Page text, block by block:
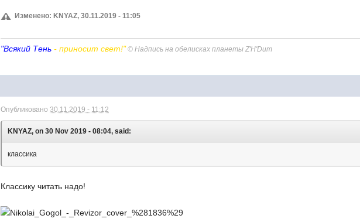
Изменено: KNYAZ, 30.11.2019 - 11:05
"Всякий Тень - приносит свет!" ©Надпись на обелисках планеты Z'H'Dum
Опубликовано30.11.2019 - 11:12
KNYAZ, on 30 Nov 2019 - 08:04, said:
классика
Классику читать надо!